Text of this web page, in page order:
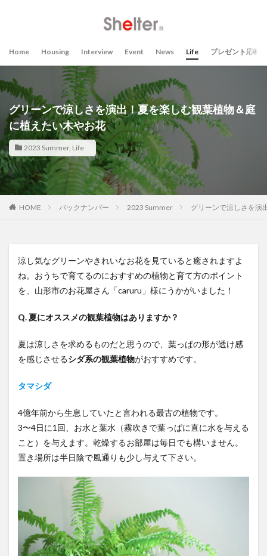
Home Housing Interview Event News Life プレゼント応募
グリーンで涼しさを演出！夏を楽しむ観葉植物＆庭
に植えたい木やお花
2023 Summer, Life
HOME バックナンバー 2023 Summer グリーンで涼しさを演
涼し気なグリーンやきれいなお花を見ていると癒されますよ
ね。おうちで育てるのにおすすめの植物と育て方のポイント
を、山形市のお花屋さん「caruru」様にうかがいました！
Q. 夏にオススメの観葉植物はありますか？
夏は涼しさを求めるものだと思うので、葉っぱの形が透け感
を感じさせるシダ系の観葉植物がおすすめです。
タマシダ
4億年前から生息していたと言われる最古の植物です。
3〜4日に1回、お水と葉水（霧吹きで葉っぱに直に水を与える
こと）を与えます。乾燥するお部屋は毎日でも構いません。
置き場所は半日陰で風通りも少し与えて下さい。